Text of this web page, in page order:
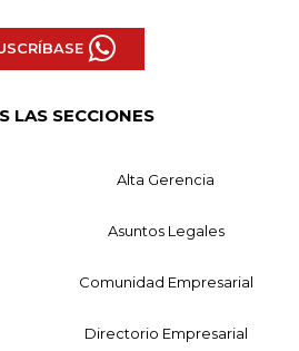
LAS SECCIONES
Alta Gerencia
Asuntos Legales
Comunidad Empresarial
Directorio Empresarial